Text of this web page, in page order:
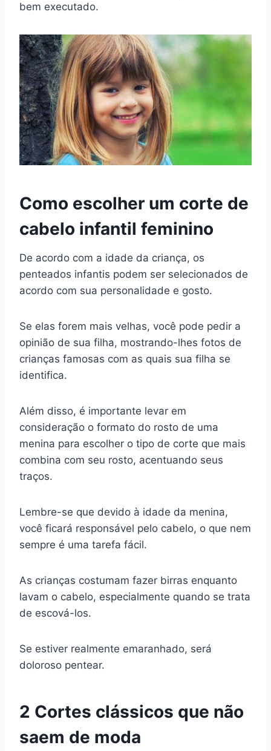
bem executado.
Como escolher um corte de
cabelo infantil feminino
De acordo com a idade da criança, os
penteados infantis podem ser selecionados de
acordo com sua personalidade e gosto.
Se elas forem mais velhas, você pode pedir a
opinião de sua filha, mostrando-lhes fotos de
crianças famosas com as quais sua filha se
identifica.
Além disso, é importante levar em
consideração o formato do rosto de uma
menina para escolher o tipo de corte que mais
combina com seu rosto, acentuando seus
traços.
Lembre-se que devido à idade da menina,
você ficará responsável pelo cabelo, o que nem
sempre é uma tarefa fácil.
As crianças costumam fazer birras enquanto
lavam o cabelo, especialmente quando se trata
de escová-los.
Se estiver realmente emaranhado, será
doloroso pentear.
2 Cortes clássicos que não
saem de moda